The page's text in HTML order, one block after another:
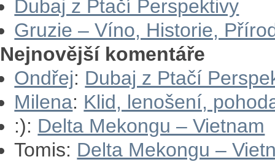
Dubaj z Ptačí Perspektivy
Gruzie – Víno, Historie,
Nejnovější komentáře
Ondřej: Dubaj z Ptačí
Milena: Klid, lenošení,
:): Delta Mekongu – Vietnam
Tomis: Delta Mekongu –